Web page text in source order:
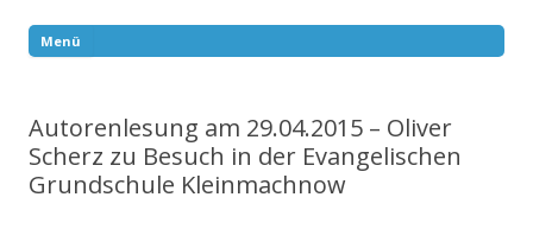
Menü
Autorenlesung am 29.04.2015 – Oliver
Scherz zu Besuch in der Evangelischen
Grundschule Kleinmachnow